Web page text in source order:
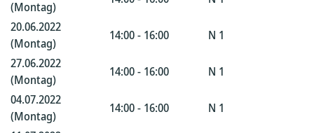
(Montag)
20.06.2022
(Montag)
14:00 - 16:00
N 1
27.06.2022
(Montag)
14:00 - 16:00
N 1
04.07.2022
(Montag)
14:00 - 16:00
N 1